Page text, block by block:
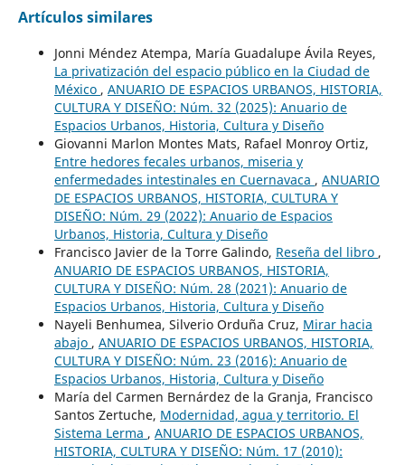
Artículos similares
Jonni Méndez Atempa, María Guadalupe Ávila Reyes,
La privatización del espacio público en la Ciudad de
México , ANUARIO DE ESPACIOS URBANOS, HISTORIA,
CULTURA Y DISEÑO: Núm. 32 (2025): Anuario de
Espacios Urbanos, Historia, Cultura y Diseño
Giovanni Marlon Montes Mats, Rafael Monroy Ortiz,
Entre hedores fecales urbanos, miseria y
enfermedades intestinales en Cuernavaca , ANUARIO
DE ESPACIOS URBANOS, HISTORIA, CULTURA Y
DISEÑO: Núm. 29 (2022): Anuario de Espacios
Urbanos, Historia, Cultura y Diseño
Francisco Javier de la Torre Galindo, Reseña del libro ,
ANUARIO DE ESPACIOS URBANOS, HISTORIA,
CULTURA Y DISEÑO: Núm. 28 (2021): Anuario de
Espacios Urbanos, Historia, Cultura y Diseño
Nayeli Benhumea, Silverio Orduña Cruz, Mirar hacia
abajo , ANUARIO DE ESPACIOS URBANOS, HISTORIA,
CULTURA Y DISEÑO: Núm. 23 (2016): Anuario de
Espacios Urbanos, Historia, Cultura y Diseño
María del Carmen Bernárdez de la Granja, Francisco
Santos Zertuche, Modernidad, agua y territorio. El
Sistema Lerma , ANUARIO DE ESPACIOS URBANOS,
HISTORIA, CULTURA Y DISEÑO: Núm. 17 (2010):